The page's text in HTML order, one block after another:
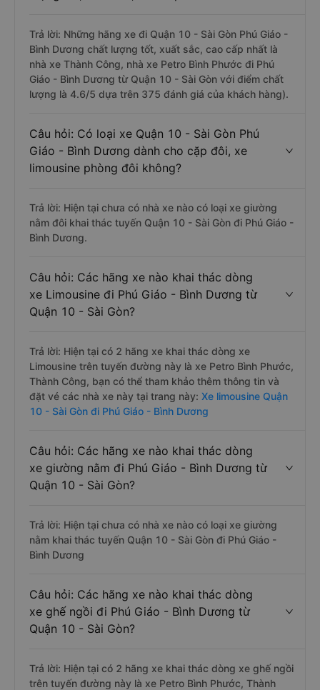
Trả lời: Những hãng xe đi Quận 10 - Sài Gòn Phú Giáo -
Bình Dương chất lượng tốt, xuất sắc, cao cấp nhất là
nhà xe Thành Công, nhà xe Petro Bình Phước đi Phú
Giáo - Bình Dương từ Quận 10 - Sài Gòn với điểm chất
lượng là 4.6/5 dựa trên 375 đánh giá của khách hàng).
Câu hỏi: Có loại xe Quận 10 - Sài Gòn Phú
Giáo - Bình Dương dành cho cặp đôi, xe
limousine phòng đôi không?
Trả lời: Hiện tại chưa có nhà xe nào có loại xe giường
nằm đôi khai thác tuyến Quận 10 - Sài Gòn đi Phú Giáo -
Bình Dương.
Câu hỏi: Các hãng xe nào khai thác dòng
xe Limousine đi Phú Giáo - Bình Dương từ
Quận 10 - Sài Gòn?
Trả lời: Hiện tại có 2 hãng xe khai thác dòng xe
Limousine trên tuyến đường này là xe Petro Bình Phước,
Thành Công, bạn có thể tham khảo thêm thông tin và
đặt vé các nhà xe này tại trang này: Xe limousine Quận
10 - Sài Gòn đi Phú Giáo - Bình Dương
Câu hỏi: Các hãng xe nào khai thác dòng
xe giường nằm đi Phú Giáo - Bình Dương từ
Quận 10 - Sài Gòn?
Trả lời: Hiện tại chưa có nhà xe nào có loại xe giường
nằm khai thác tuyến Quận 10 - Sài Gòn đi Phú Giáo -
Bình Dương
Câu hỏi: Các hãng xe nào khai thác dòng
xe ghế ngồi đi Phú Giáo - Bình Dương từ
Quận 10 - Sài Gòn?
Trả lời: Hiện tại có 2 hãng xe khai thác dòng xe ghế ngồi
trên tuyến đường này là xe Petro Bình Phước, Thành